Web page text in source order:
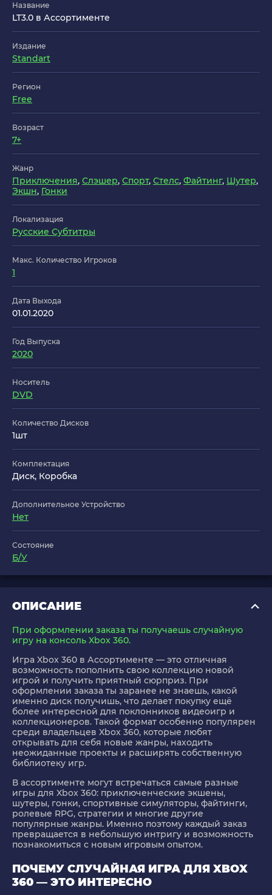
Название
LT3.0 в Ассортименте
Издание
Standart
Регион
Free
Возраст
7+
Жанр
Приключения, Слэшер, Спорт, Стелс, Файтинг, Шутер,
Экшн, Гонки
Локализация
Русские Субтитры
Макс. Количество Игроков
1
Дата Выхода
01.01.2020
Год Выпуска
2020
Носитель
DVD
Количество Дисков
1шт
Комплектация
Диск, Коробка
Дополнительное Устройство
Нет
Состояние
Б/У
ОПИСАНИЕ
При оформлении заказа ты получаешь случайную
игру на консоль Xbox 360.
Игра Xbox 360 в Ассортименте — это отличная
возможность пополнить свою коллекцию новой
игрой и получить приятный сюрприз. При
оформлении заказа ты заранее не знаешь, какой
именно диск получишь, что делает покупку ещё
более интересной для поклонников видеоигр и
коллекционеров. Такой формат особенно популярен
среди владельцев Xbox 360, которые любят
открывать для себя новые жанры, находить
неожиданные проекты и расширять собственную
библиотеку игр.
В ассортименте могут встречаться самые разные
игры для Xbox 360: приключенческие экшены,
шутеры, гонки, спортивные симуляторы, файтинги,
ролевые RPG, стратегии и многие другие
популярные жанры. Именно поэтому каждый заказ
превращается в небольшую интригу и возможность
познакомиться с новым игровым опытом.
ПОЧЕМУ СЛУЧАЙНАЯ ИГРА ДЛЯ XBOX
360 — ЭТО ИНТЕРЕСНО